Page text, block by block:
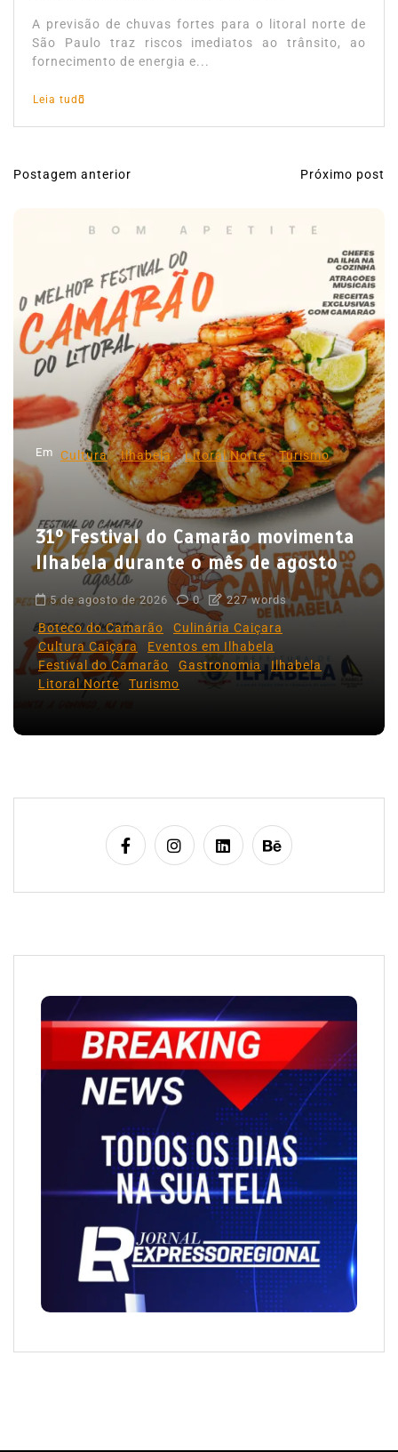
A previsão de chuvas fortes para o litoral norte de
São Paulo traz riscos imediatos ao trânsito, ao
fornecimento de energia e...
Leia tudo
N
g
a
ç
o
d
e
P
s
Postagem anterior Próximo post
Em Cultura Ilhabela Litoral Norte Turismo
31º Festival do Camarão movimenta
Ilhabela durante o mês de agosto
5 de agosto de 2026 0 227 words
Boteco do Camarão
Culinária Caiçara
Cultura Caiçara
Eventos em Ilhabela
Festival do Camarão
Gastronomia
Ilhabela
Litoral Norte
Turismo